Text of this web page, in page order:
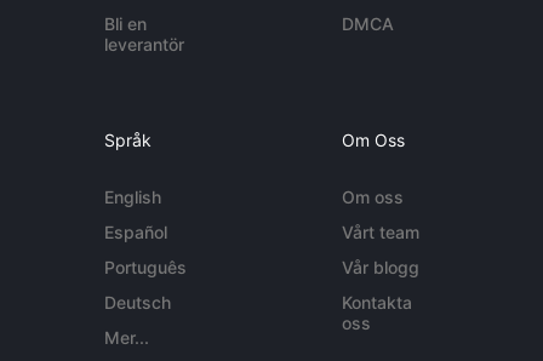
Bli en
leverantör
DMCA
Språk
English
Español
Português
Deutsch
Mer...
Om Oss
Om oss
Vårt team
Vår blogg
Kontakta
oss